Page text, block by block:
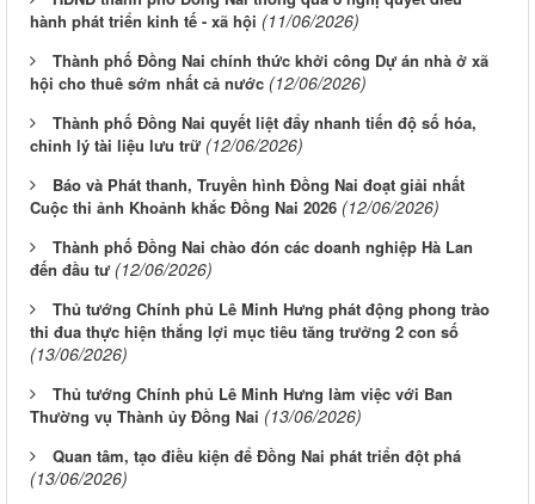
hành phát triển kinh tế - xã hội (11/06/2026)
Thành phố Đồng Nai chính thức khởi công Dự án nhà ở xã
hội cho thuê sớm nhất cả nước (12/06/2026)
Thành phố Đồng Nai quyết liệt đẩy nhanh tiến độ số hóa,
chỉnh lý tài liệu lưu trữ (12/06/2026)
Báo và Phát thanh, Truyền hình Đồng Nai đoạt giải nhất
Cuộc thi ảnh Khoảnh khắc Đồng Nai 2026 (12/06/2026)
Thành phố Đồng Nai chào đón các doanh nghiệp Hà Lan
đến đầu tư (12/06/2026)
Thủ tướng Chính phủ Lê Minh Hưng phát động phong trào
thi đua thực hiện thắng lợi mục tiêu tăng trưởng 2 con số
(13/06/2026)
Thủ tướng Chính phủ Lê Minh Hưng làm việc với Ban
Thường vụ Thành ủy Đồng Nai (13/06/2026)
Quan tâm, tạo điều kiện để Đồng Nai phát triển đột phá
(13/06/2026)